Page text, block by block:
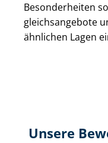
Besonderheiten
gleichs­an­ge­bo­te
ähnlichen Lagen
Unsere